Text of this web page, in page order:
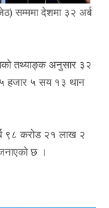
सम्ममा देशमा ३२ अर्ब
तथ्याङ्क अनुसार ३२
हजार ५ सय १३ थान
९८ करोड २१ लाख २
छ ।